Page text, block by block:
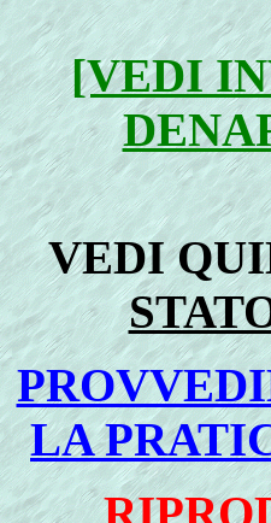
[VEDI
VEDI
LA